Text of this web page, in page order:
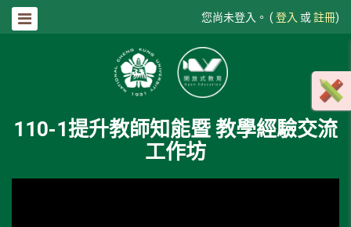
您尚未登入。 ( 登入 或註冊)
110-1提升教師知能暨 教學經驗交流
工作坊